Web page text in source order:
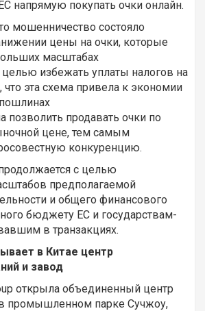
напрямую покупать очки онлайн.
мошенничество состояло
цены на очки, которые
масштабах
целью избежать уплаты налогов на
что эта схема привела к экономии
позволить продавать очки по
цене, тем самым
конкуренцию.
с целью
предполагаемой
и общего финансового
бюджету ЕС и государствам-
в транзакциях.
в Китае центр
и завод
открыла объединенный центр
промышленном парке Сучжоу,